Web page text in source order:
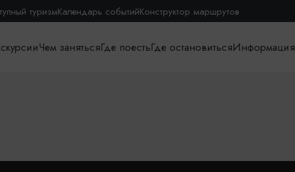
туризмКалендарь событийКонструктор маршрутов
Чем занятьсяГде поестьГде остановитьсяИнформация